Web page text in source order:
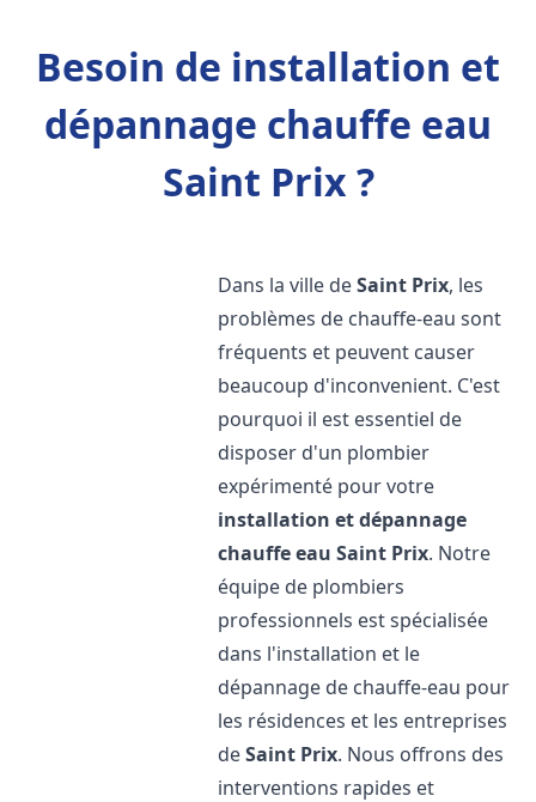
Besoin de installation et
dépannage chauffe eau
Saint Prix ?
Dans la ville deSaint Prix, les
problèmes de chauffe-eau sont
fréquents et peuvent causer
beaucoup d'inconvenient. C'est
pourquoi il est essentiel de
disposer d'un plombier
expérimenté pour votre
installation et dépannage
chauffe eau Saint Prix. Notre
équipe de plombiers
professionnels est spécialisée
dans l'installation et le
dépannage de chauffe-eau pour
les résidences et les entreprises
deSaint Prix. Nous offrons des
interventions rapides et